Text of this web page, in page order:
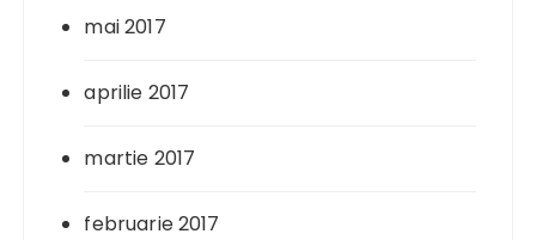
mai 2017
aprilie 2017
martie 2017
februarie 2017